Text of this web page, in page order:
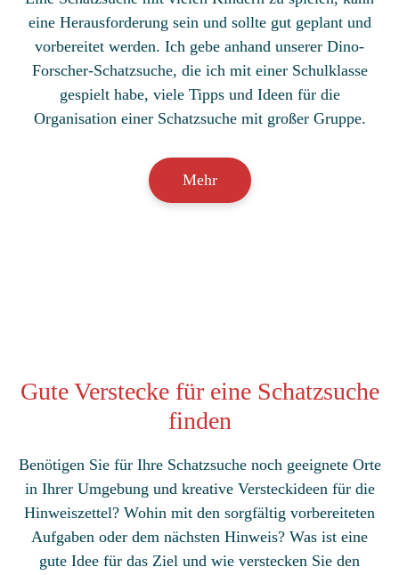
eine Herausforderung sein und sollte gut geplant und
vorbereitet werden. Ich gebe anhand unserer Dino-
Forscher-Schatzsuche, die ich mit einer Schulklasse
gespielt habe, viele Tipps und Ideen für die
Organisation einer Schatzsuche mit großer Gruppe.
Mehr
Gute Verstecke für eine Schatzsuche
finden
Benötigen Sie für Ihre Schatzsuche noch geeignete Orte
in Ihrer Umgebung und kreative Versteckideen für die
Hinweiszettel? Wohin mit den sorgfältig vorbereiteten
Aufgaben oder dem nächsten Hinweis? Was ist eine
gute Idee für das Ziel und wie verstecken Sie den